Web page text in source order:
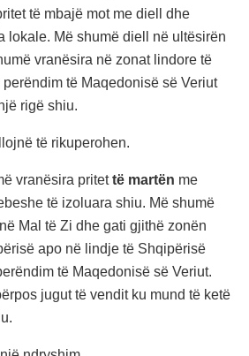
të mbajë mot me diell dhe
lokale. Më shumë diell në ultësirën
vranësira në zonat lindore të
të Maqedonisë së Veriut
rigë shiu.
të rikuperohen.
vranësira pritettë martën me
të izoluara shiu. Më shumë
Mal të Zi dhe gati gjithë zonën
apo në lindje të Shqipërisë
të Maqedonisë së Veriut.
jugut të vendit ku mund të ketë